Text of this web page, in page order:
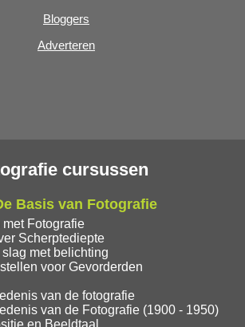
Bloggers
Adverteren
cursussen
Basis van Fotografie
Fotografie
Scherptediepte
met belichting
voor Gevorderden
van de fotografie
van de Fotografie (1900 - 1950)
en Beeldtaal